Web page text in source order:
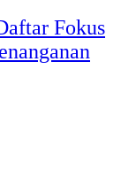
Fokus